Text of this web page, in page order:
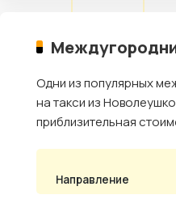
Одни из популярных
на такси из
приблизительная
Направление